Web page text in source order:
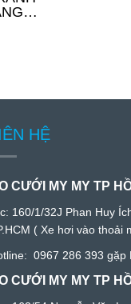
HỆ
CƯỚI MY MY TP
160/1/32J Phan Huy
( Xe hơi vào thoải
0967 286 393 gặp
CƯỚI MY MY TP